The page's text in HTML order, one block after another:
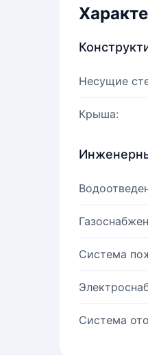
Несущие
Крыша:
Система
Система